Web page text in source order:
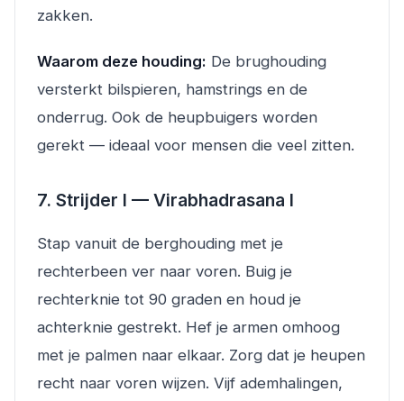
zakken.
Waarom deze houding: De brughouding
versterkt bilspieren, hamstrings en de
onderrug. Ook de heupbuigers worden
gerekt — ideaal voor mensen die veel zitten.
7. Strijder I — Virabhadrasana I
Stap vanuit de berghouding met je
rechterbeen ver naar voren. Buig je
rechterknie tot 90 graden en houd je
achterknie gestrekt. Hef je armen omhoog
met je palmen naar elkaar. Zorg dat je heupen
recht naar voren wijzen. Vijf ademhalingen,